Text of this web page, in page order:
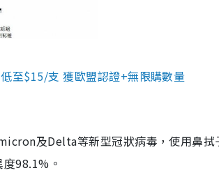
至$15/支 獲歐盟認證+無限購數量
及Delta等新型冠狀病毒，使用鼻拭
98.1%。